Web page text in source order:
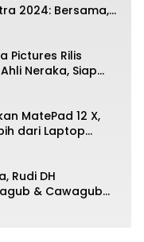
2024: Bersama,
Pictures Rilis
Neraka, Siap
2024
MatePad 12 X,
dari Laptop
dan Desain
di Mana
Rudi DH
& Cawagub
dan Rano